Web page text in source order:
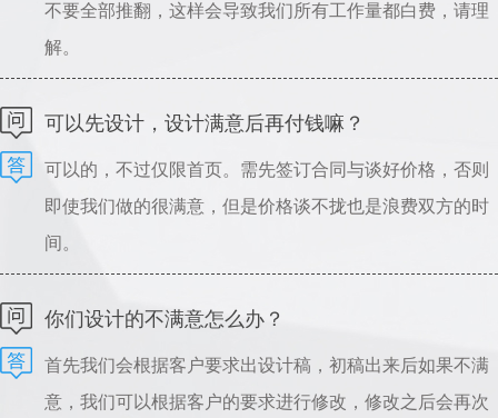
不要全部推翻，这样会导致我们所有工作量都白费，请理
解。
可以先设计，设计满意后再付钱嘛？
可以的，不过仅限首页。需先签订合同与谈好价格，否则
即使我们做的很满意，但是价格谈不拢也是浪费双方的时
间。
你们设计的不满意怎么办？
首先我们会根据客户要求出设计稿，初稿出来后如果不满
意，我们可以根据客户的要求进行修改，修改之后会再次